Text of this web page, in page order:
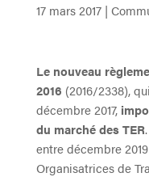
17 mars 2017|
Le nouveau
2016 (2016/2338),
décembre 2017,
du marché des TER
entre décembre
Organisatrices de